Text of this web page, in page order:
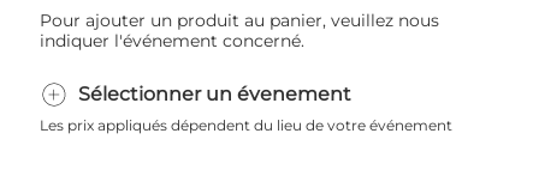
Pour ajouter un produit au panier, veuillez nous
indiquer l'événement concerné.
Sélectionner un évenement
Les prix appliqués dépendent du lieu de votre événement